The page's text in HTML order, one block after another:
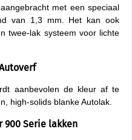
met een speciaal
van 1,3 mm. Het kan ook
twee-lak systeem voor lichte
aanbevolen de kleur af te
high-solids blanke Autolak.
900 Serie lakken